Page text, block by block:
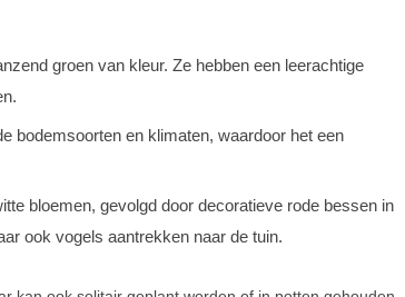
groen van kleur. Ze hebben een leerachtige
bodemsoorten en klimaten, waardoor het een
bloemen, gevolgd door decoratieve rode bessen in
ook vogels aantrekken naar de tuin.